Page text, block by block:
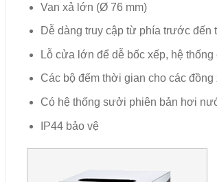
Van xả lớn (Ø 76 mm)
Dễ dàng truy cập từ phía trước đến
Lỗ cửa lớn để dễ bốc xếp, hệ
Các bộ đếm thời gian cho các đồng
Có hệ thống sưởi phiên bản hơi
IP44 bảo vệ